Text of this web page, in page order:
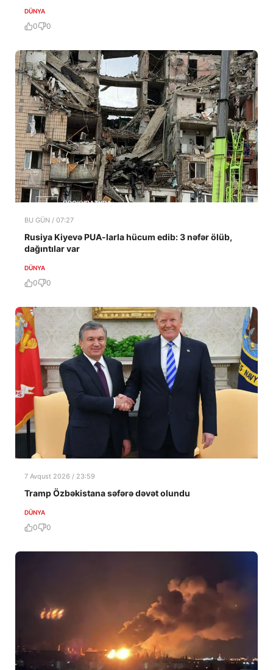
DÜNYA
0 0
BU GÜN / 07:27
Rusiya Kiyevə PUA-larla hücum edib: 3 nəfər ölüb,
dağıntılar var
DÜNYA
0 0
7 Avqust 2026 / 23:59
Tramp Özbəkistana səfərə dəvət olundu
DÜNYA
0 0